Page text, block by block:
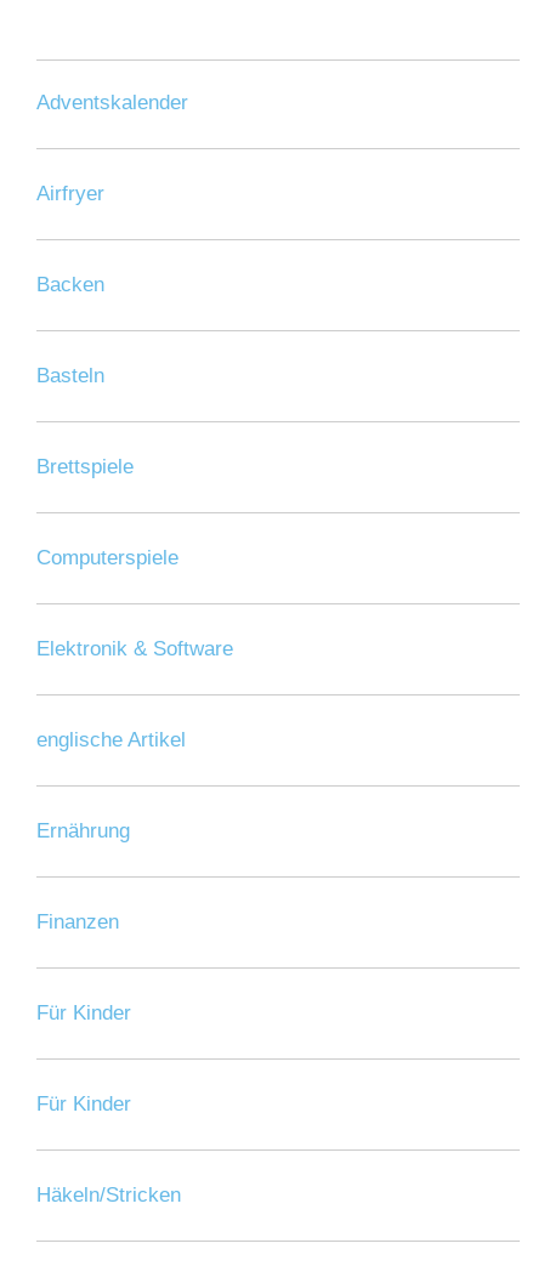
Adventskalender
Airfryer
Backen
Basteln
Brettspiele
Computerspiele
Elektronik & Software
englische Artikel
Ernährung
Finanzen
Für Kinder
Für Kinder
Häkeln/Stricken